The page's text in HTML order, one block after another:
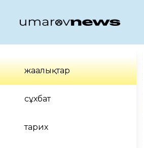
жаңалықтар
сұхбат
тарих